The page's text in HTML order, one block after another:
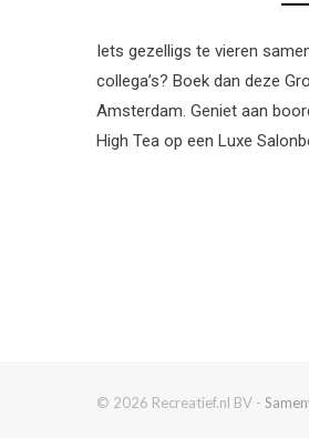
Iets gezelligs te vieren
collega’s? Boek dan deze
Amsterdam. Geniet aan
High Tea op een Luxe
© 2026 Recreatief.nl BV -